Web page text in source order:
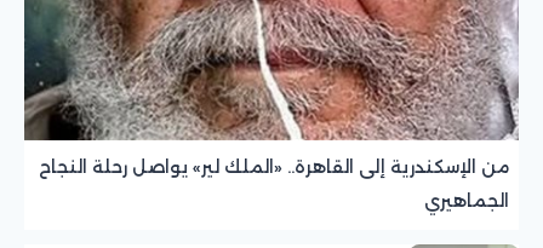
من الإسكندرية إلى القاهرة.. «الملك لير» يواصل رحلة النجاح
الجماهيري